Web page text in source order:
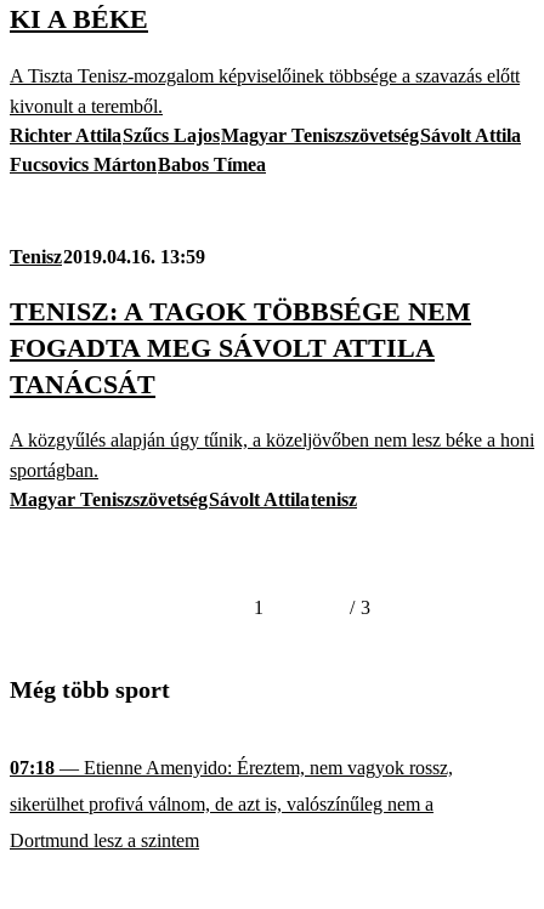
KI A BÉKE
A Tiszta Tenisz-mozgalom képviselőinek többsége a szavazás előtt
kivonult a teremből.
Richter AttilaSzűcs LajosMagyar TeniszszövetségSávolt Attila
Fucsovics MártonBabos Tímea
Tenisz2019.04.16. 13:59
TENISZ: A TAGOK TÖBBSÉGE NEM
FOGADTA MEG SÁVOLT ATTILA
TANÁCSÁT
A közgyűlés alapján úgy tűnik, a közeljövőben nem lesz béke a honi
sportágban.
Magyar TeniszszövetségSávolt Attilatenisz
1 / 3
Még több sport
07:18 — Etienne Amenyido: Éreztem, nem vagyok rossz,
sikerülhet profivá válnom, de azt is, valószínűleg nem a
Dortmund lesz a szintem